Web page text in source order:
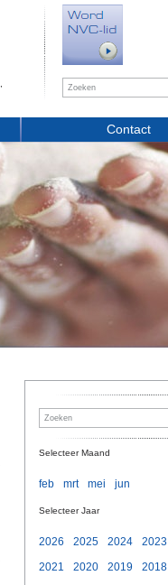
Contact
Selecteer Maand
feb mrt mei jun
Selecteer Jaar
2026 2025 2024 2023
2021
2020 2019 2018